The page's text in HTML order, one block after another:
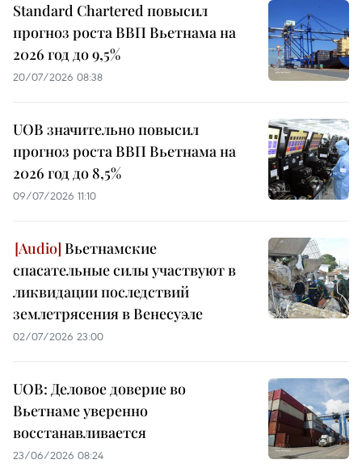
Standard Chartered повысил
прогноз роста ВВП Вьетнама на
2026 год до 9,5%
20/07/2026 08:38
UOB значительно повысил
прогноз роста ВВП Вьетнама на
2026 год до 8,5%
09/07/2026 11:10
Вьетнамские
спасательные силы участвуют в
ликвидации последствий
землетрясения в Венесуэле
02/07/2026 23:00
UOB: Деловое доверие во
Вьетнаме уверенно
восстанавливается
23/06/2026 08:24